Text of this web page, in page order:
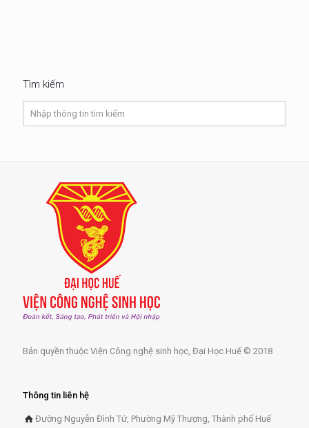
Tìm kiếm
Bản quyền thuộc Viện Công nghệ sinh học, Đại Học Huế © 2018
Thông tin liên hệ
Đường Nguyễn Đình Tứ, Phường Mỹ Thượng, Thành phố Huế